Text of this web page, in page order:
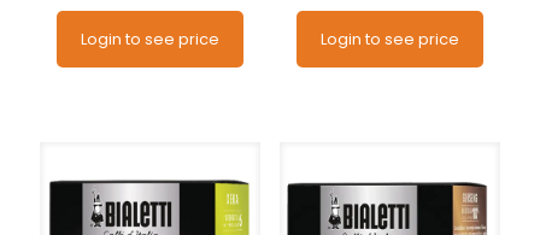
Login to see price Login to see price